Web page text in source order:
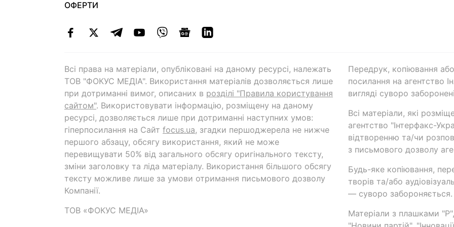
ОФЕРТИ
Всі права на матеріали, опубліковані на даному ресурсі, належать
ТОВ "ФОКУС МЕДІА". Використання матеріалів дозволяється лише
при дотриманні вимог, описаних в розділі "Правила користування
сайтом". Використовувати інформацію, розміщену на даному
ресурсі, дозволяється лише при дотриманні наступних умов:
гіперпосилання на Cайт focus.ua, згадки першоджерела не нижче
першого абзацу, обсягу використання, який не може
перевищувати 50% від загального обсягу оригінального тексту,
зміни заголовку та ліда матеріалу. Використання більшого обсягу
тексту можливе лише за умови отримання письмового дозволу
Компанії.
ТОВ «ФОКУС МЕДІА»
Передрук, копіювання
посилання на агентство
вигляді суворо
Всі матеріали, які
агентство "Інтерфакс-
відтворенню та/чи
з письмового дозволу
Будь-яке копіювання,
творів та/або
— суворо забороняється.
Матеріали з плашками